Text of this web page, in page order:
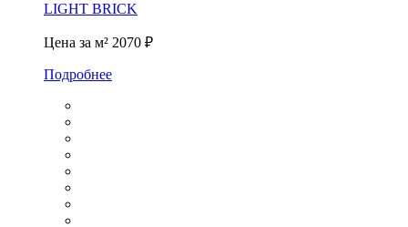
LIGHT BRICK
Цена за м² 2070 ₽
Подробнее